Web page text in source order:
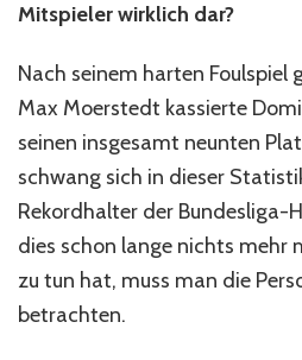
Mitspieler wirklich dar?
Nach seinem harten Foulspiel
Max Moerstedt kassierte
seinen insgesamt neunten
schwang sich in dieser
Rekordhalter der Bundesliga-
dies schon lange nichts mehr
zu tun hat, muss man die
betrachten.